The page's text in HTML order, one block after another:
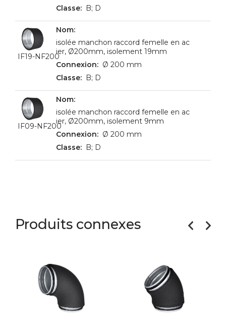
B; D
IF19-NF200
isolée manchon raccord femelle en ac
ier, Ø200mm, isolement 19mm
Ø 200 mm
B; D
IF09-NF200
isolée manchon raccord femelle en ac
ier, Ø200mm, isolement 9mm
Ø 200 mm
B; D
Produits connexes